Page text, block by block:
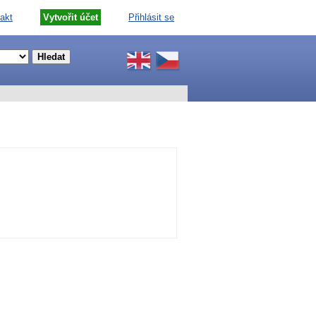
Vytvořit účet Přihlásit se